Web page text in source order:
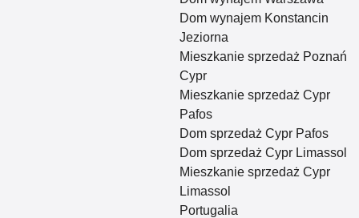
Dom wynajem Konstancin
Jeziorna
Mieszkanie sprzedaż Poznań
Cypr
Mieszkanie sprzedaż Cypr
Pafos
Dom sprzedaż Cypr Pafos
Dom sprzedaż Cypr Limassol
Mieszkanie sprzedaż Cypr
Limassol
Portugalia